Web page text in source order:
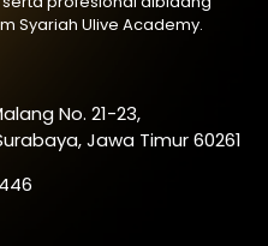
Syariah Ulive Academy.
No. 21-23,
Jawa Timur 60261